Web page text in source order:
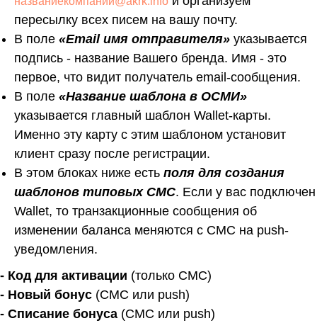
пересылку всех писем на вашу почту.
В поле «Email имя отправителя» указывается
подпись - название Вашего бренда. Имя - это
первое, что видит получатель email-сообщения.
В поле «Название шаблона в ОСМИ»
указывается главный шаблон Wallet-карты.
Именно эту карту с этим шаблоном установит
клиент сразу после регистрации.
В этом блоках ниже есть поля для создания
шаблонов типовых СМС. Если у вас подключен
Wallet, то транзакционные сообщения об
изменении баланса меняются с СМС на push-
уведомления.
- Код для активации (только СМС)
- Новый бонус (СМС или push)
- Списание бонуса (СМС или push)